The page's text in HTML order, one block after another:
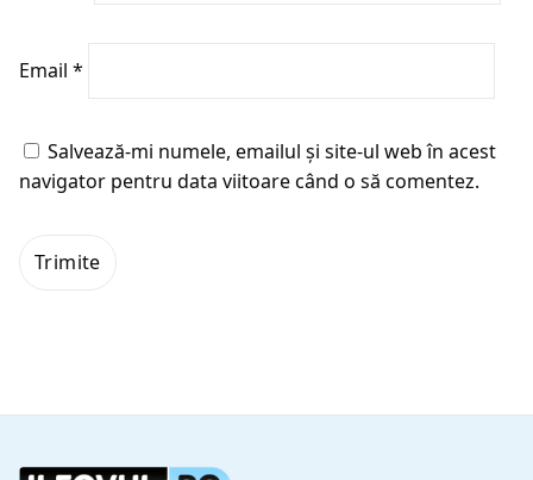
Email *
Salvează-mi numele, emailul și site-ul web în acest
navigator pentru data viitoare când o să comentez.